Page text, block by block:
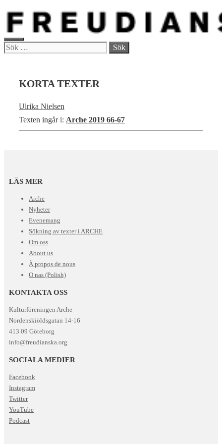
Hoppa
innehåll
MENY
Sök
KORTA TEXTER
Ulrika Nielsen
Texten ingår i: Arche 2019 66-67
LÄS MER
Arche
Nyheter
Evenemang
Sökning av texter i ARCHE
Om oss
About us
À propos de nous
O nas (Polish)
KONTAKTA OSS
Kulturföreningen Arche
Nordenskiöldsgatan 14-16
413 09 Göteborg
info@freudianska.org
SOCIALA MEDIER
Facebook
Instagram
Twitter
YouTube
Podcast